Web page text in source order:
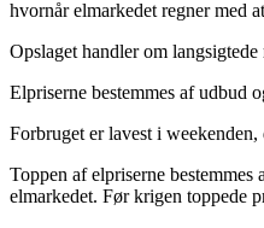
hvornår elmarkedet regner med
Opslaget handler om
Elpriserne bestemmes af udbud
Forbruget er lavest i
Toppen af elpriserne
elmarkedet. Før krigen toppede